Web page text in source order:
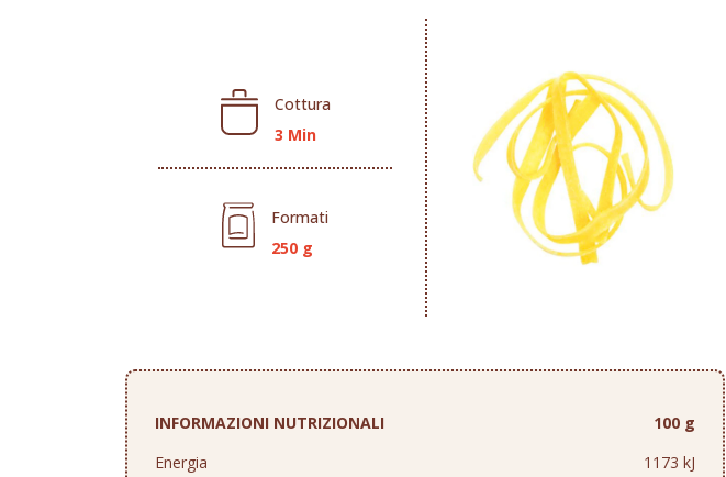
Cottura
3 Min
Formati
250 g
INFORMAZIONI NUTRIZIONALI
100 g
Energia
1173 kJ